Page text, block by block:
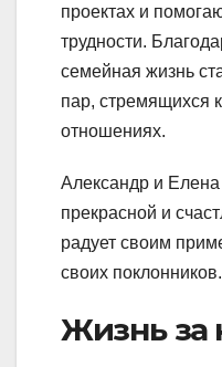
проектах и
трудности.
семейная жизнь
пар, стремящихся
отношениях.
Александр и
прекрасной и
радует своим
своих поклонников.
Жизнь за